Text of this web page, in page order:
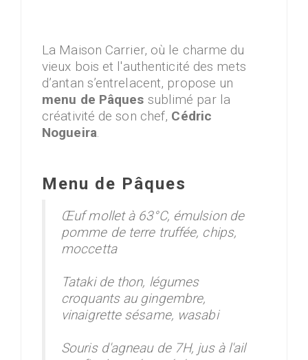
La Maison Carrier, où le charme du
vieux bois et l'authenticité des mets
d’antan s’entrelacent, propose un
menu de Pâques sublimé par la
créativité de son chef, Cédric
Nogueira.
Menu de Pâques
Œuf mollet à 63°C, émulsion de
pomme de terre truffée, chips,
moccetta
Tataki de thon, légumes
croquants au gingembre,
vinaigrette sésame, wasabi
Souris d'agneau de 7H, jus à l'ail